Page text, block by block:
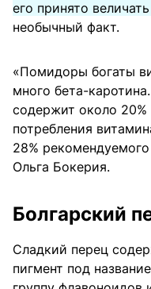
его принято
необычный факт.
«Помидоры богаты
много бета-
содержит около
потребления
28%
Ольга Бокерия.
Болгарский
Сладкий перец
пигмент под